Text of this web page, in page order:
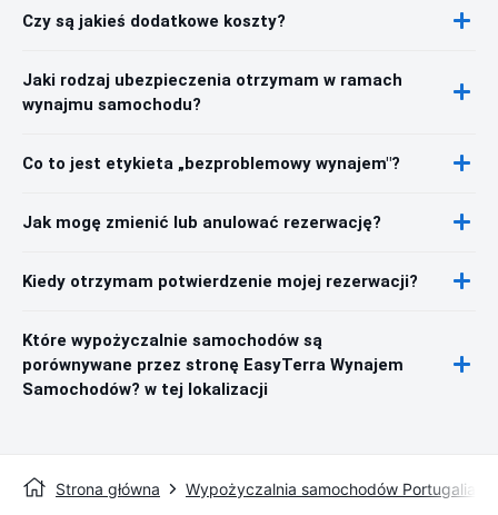
Czy są jakieś dodatkowe koszty?
Jaki rodzaj ubezpieczenia otrzymam w ramach
wynajmu samochodu?
Co to jest etykieta „bezproblemowy wynajem"?
Jak mogę zmienić lub anulować rezerwację?
Kiedy otrzymam potwierdzenie mojej rezerwacji?
Które wypożyczalnie samochodów są
porównywane przez stronę EasyTerra Wynajem
Samochodów? w tej lokalizacji
Strona główna Wypożyczalnia samochodów Portugalia